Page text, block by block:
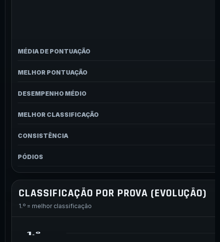
MÉDIA DE PONTUAÇÃO
MELHOR PONTUAÇÃO
DESEMPENHO MÉDIO
MELHOR CLASSIFICAÇÃO
CONSISTÊNCIA
PÓDIOS
CLASSIFICAÇÃO POR PROVA (EVOLUÇÃO)
1.º = melhor classificação
1.º